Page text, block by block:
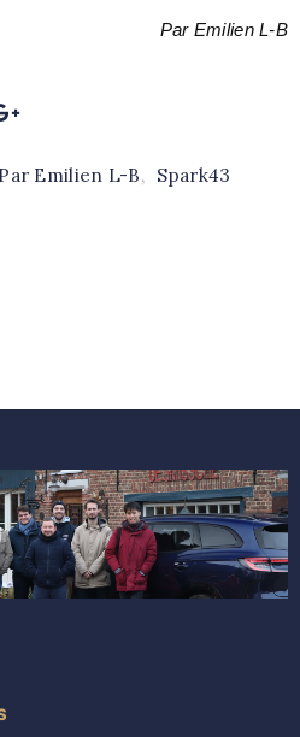
Par Emilien L-B
Par Emilien L-B, Spark43